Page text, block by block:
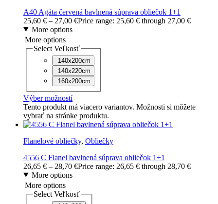
A40 Agáta červená bavlnená súprava obliečok 1+1
25,60 € – 27,00 €Price range: 25,60 € through 27,00 €
More options
More options
Select Veľkosť
140x200cm
140x220cm
160x200cm
Výber možností
Tento produkt má viacero variantov. Možnosti si môžete
vybrať na stránke produktu.
Flanelové obliečky, Obliečky
4556 C Flanel bavlnená súprava obliečok 1+1
26,65 € – 28,70 €Price range: 26,65 € through 28,70 €
More options
More options
Select Veľkosť